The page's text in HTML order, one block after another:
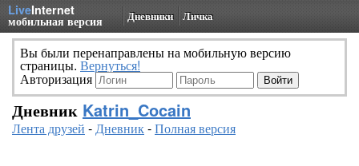
LiveInternet
мобильная версия Дневники Личка
Вы были перенаправлены на мобильную версию
страницы. Вернуться!
Авторизация
Дневник Katrin_Cocain
Лента друзей -Дневник-Полная версия